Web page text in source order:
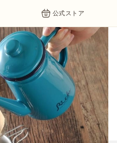
公式ストア